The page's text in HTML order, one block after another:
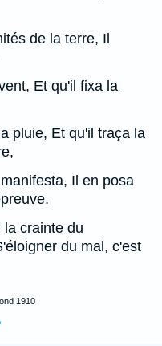
de la terre, Il
Et qu'il fixa la
pluie, Et qu'il traça la
Il en posa
la crainte du
du mal, c'est
1910